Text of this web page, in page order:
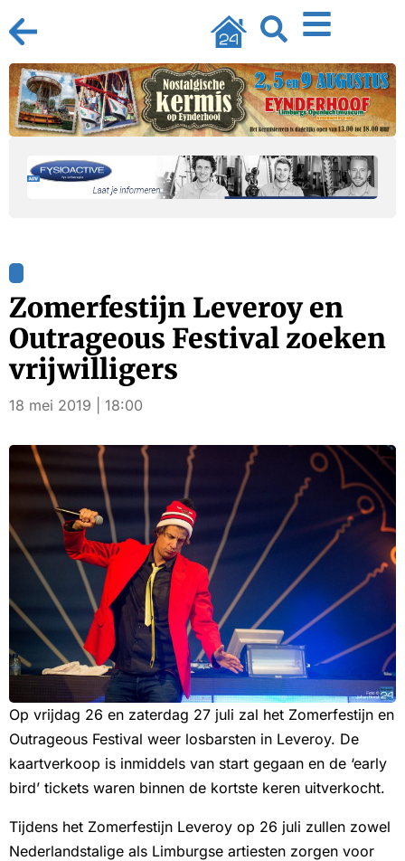
Zomerfestijn Leveroy en
Outrageous Festival zoeken
vrijwilligers
18 mei 2019 | 18:00
Op vrijdag 26 en zaterdag 27 juli zal het Zomerfestijn en
Outrageous Festival weer losbarsten in Leveroy. De
kaartverkoop is inmiddels van start gegaan en de ‘early
bird’ tickets waren binnen de kortste keren uitverkocht.
Tijdens het Zomerfestijn Leveroy op 26 juli zullen zowel
Nederlandstalige als Limburgse artiesten zorgen voor